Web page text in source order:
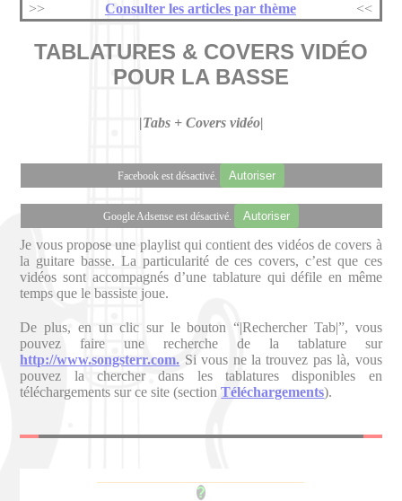
>>
Consulter les articles par thème <<
TABLATURES & COVERS VIDÉO
POUR LA BASSE
|Tabs + Covers vidéo|
Facebook est désactivé. Autoriser
Google Adsense est désactivé. Autoriser
Je vous propose une playlist qui contient des vidéos de covers à
la guitare basse. La particularité de ces covers, c’est que ces
vidéos sont accompagnés d’une tablature qui défile en même
temps que le bassiste joue.
De plus, en un clic sur le bouton “|Rechercher Tab|”, vous
pouvez faire une recherche de la tablature sur
http://www.songsterr.com. Si vous ne la trouvez pas là, vous
pouvez la chercher dans les tablatures disponibles en
téléchargements sur ce site (sectionTéléchargements).